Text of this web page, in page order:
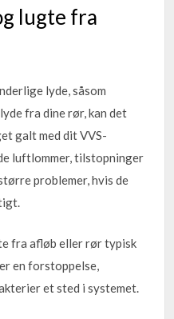
lugte fra
lyde, såsom
fra dine rør, kan det
galt med dit VVS-
luftlommer, tilstopninger
problemer, hvis de
fra afløb eller rør typisk
en forstoppelse,
et sted i systemet.